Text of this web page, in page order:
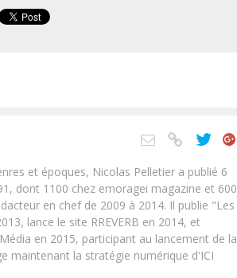
et époques, Nicolas Pelletier a publié 6
dont 1100 chez emoragei magazine et 600
en chef de 2009 à 2014. Il publie "Les
lance le site RREVERB en 2014, et
en 2015, participant au lancement de la
maintenant la stratégie numérique d'ICI